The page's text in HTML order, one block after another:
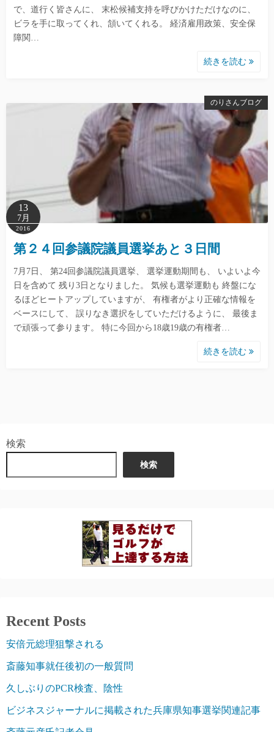
で、道行く皆さんに、 末松候補支持を呼びかけただけなのに、
ビラを手に取ってくれ、頷いてくれる。 経済雇用政策、安全保
障関…
続きを読む
のりさんブログ
13
7月
2016
第２４回参議院議員選挙あと３日間
7月7日、 第24回参議院議員選挙、 選挙運動期間も、 いよいよ今
日を含めて 残り3日となりました。 気候も選挙運動も 終盤にな
るほどヒートアップしていますが、 有権者がより正確な情報を
ベースにして、 誤りなき選択をしていただけるように、 最後ま
で頑張って参ります。 特に今回から18歳19歳の有権者…
続きを読む
検索
検索
Recent Posts
安倍元総理狙撃される
斎藤知事就任後初の一般質問
久しぶりのPCR検査、陰性
ビジネスジャーナルに掲載された兵庫県知事選挙関連記事